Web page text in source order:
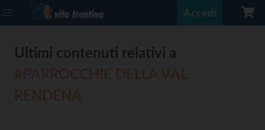
Accedi
Ultimi contenuti relativi a